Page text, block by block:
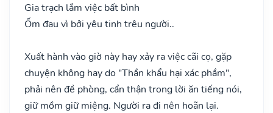
Gia trạch lắm việc bất bình
Ốm đau vì bởi yêu tinh trêu người..
Xuất hành vào giờ này hay xảy ra việc cãi cọ, gặp
chuyện không hay do "Thần khẩu hại xác phầm",
phải nên đề phòng, cẩn thận trong lời ăn tiếng nói,
giữ mồm giữ miệng. Người ra đi nên hoãn lại.